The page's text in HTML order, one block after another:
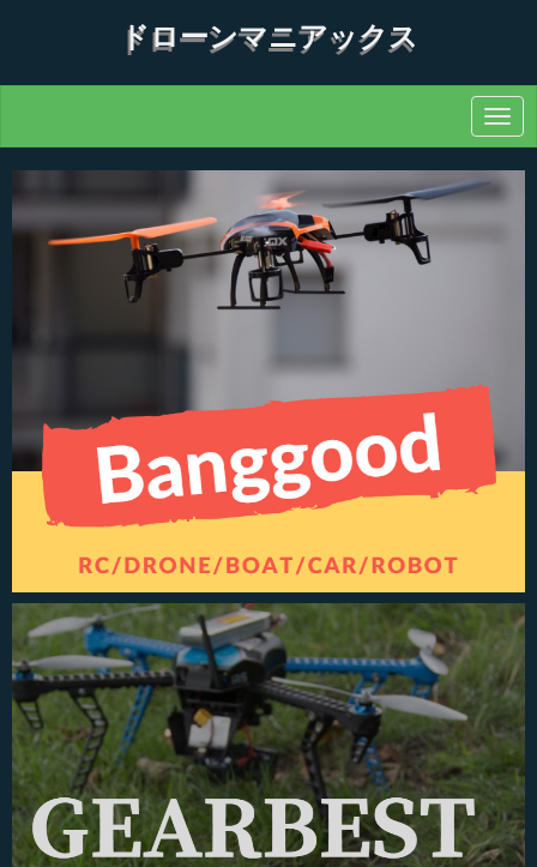
ドローンマニアックス
N
a
v
i